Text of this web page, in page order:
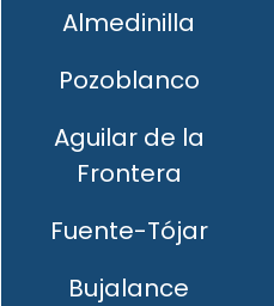
Almedinilla
Pozoblanco
Aguilar de la
Frontera
Fuente-Tójar
Bujalance